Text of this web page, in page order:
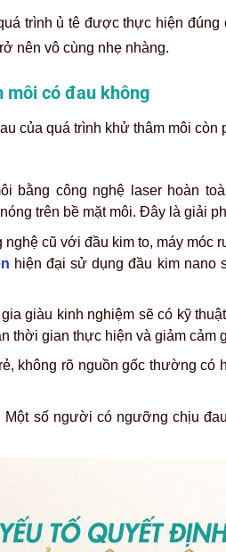
trình ủ tê được thực hiện
nên vô cùng nhẹ nhàng.
môi có đau không
của quá trình khử thâm môi còn
bằng công nghệ laser hoàn
trên bề mặt môi. Đây là giải
nghệ cũ với đầu kim to, máy
hiện đại sử dụng đầu kim nano
giàu kinh nghiệm sẽ có kỹ
thời gian thực hiện và giảm cảm
không rõ nguồn gốc thường có
Một số người có ngưỡng chịu